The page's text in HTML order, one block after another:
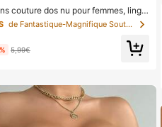
couture dos nu pour femmes, linge
3 bretelles réglables, dos bas, ling
et confortable, camisole po
de Fantastique-Magnifique Soutiens-gorge et bralet
5,99€